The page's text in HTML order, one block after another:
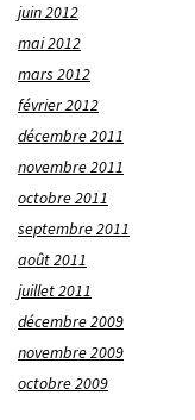
juin 2012
mai 2012
mars 2012
février 2012
décembre 2011
novembre 2011
octobre 2011
septembre 2011
août 2011
juillet 2011
décembre 2009
novembre 2009
octobre 2009